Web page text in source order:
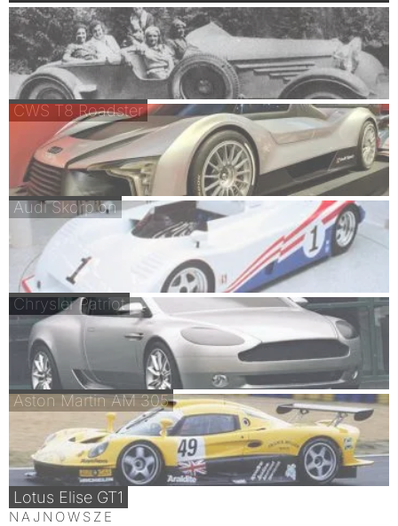
CWS T8 Roadster
Audi Skorpion
Chrysler Patriot
Aston Martin AM 305
Lotus Elise GT1
NAJNOWSZE